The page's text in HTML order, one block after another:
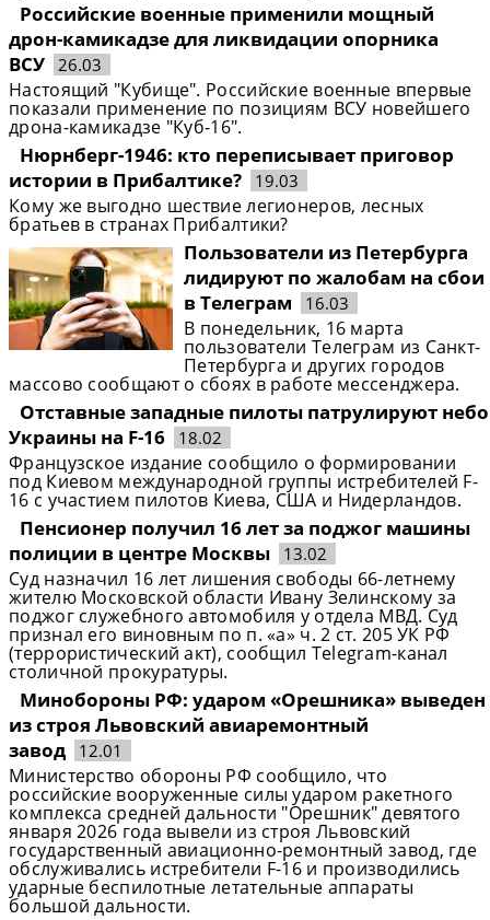
Российские военные применили мощный
дрон-камикадзе для ликвидации опорника
ВСУ 26.03
Настоящий "Кубище". Российские военные впервые
показали применение по позициям ВСУ новейшего
дрона-камикадзе "Куб-16".
Нюрнберг-1946: кто переписывает приговор
истории в Прибалтике?
19.03
Кому же выгодно шествие легионеров, лесных
братьев в странах Прибалтики?
Пользователи из Петербурга
лидируют по жалобам на сбои
в Телеграм
16.03
В понедельник, 16 марта
пользователи Телеграм из Санкт-
Петербурга и других городов
массово сообщают о сбоях в работе мессенджера.
Отставные западные пилоты патрулируют небо
Украины на F-16
18.02
Французское издание сообщило о формировании
под Киевом международной группы истребителей F-
16 с участием пилотов Киева, США и Нидерландов.
Пенсионер получил 16 лет за поджог машины
полиции в центре Москвы
13.02
Суд назначил 16 лет лишения свободы 66-летнему
жителю Московской области Ивану Зелинскому за
поджог служебного автомобиля у отдела МВД. Суд
признал его виновным по п. «а» ч. 2 ст. 205 УК РФ
(террористический акт), сообщил Telegram-канал
столичной прокуратуры.
Минобороны РФ: ударом «Орешника» выведен
из строя Львовский авиаремонтный
завод
12.01
Министерство обороны РФ сообщило, что
российские вооруженные силы ударом ракетного
комплекса средней дальности "Орешник" девятого
января 2026 года вывели из строя Львовский
государственный авиационно-ремонтный завод, где
обслуживались истребители F-16 и производились
ударные беспилотные летательные аппараты
большой дальности.